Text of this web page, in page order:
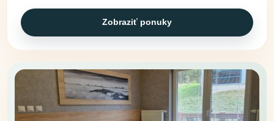
Zobraziť ponuky